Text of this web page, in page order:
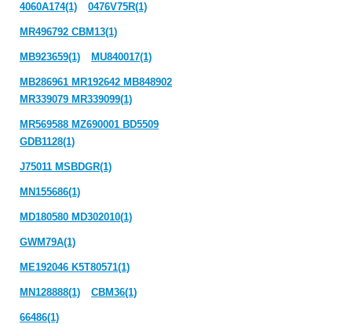
4060A174(1) 0476V75R(1)
MR496792 CBM13(1)
MB923659(1) MU840017(1)
MB286961 MR192642 MB848902
MR339079 MR339099(1)
MR569588 MZ690001 BD5509
GDB1128(1)
J75011 MSBDGR(1)
MN155686(1)
MD180580 MD302010(1)
GWM79A(1)
ME192046 K5T80571(1)
MN128888(1) CBM36(1)
66486(1)